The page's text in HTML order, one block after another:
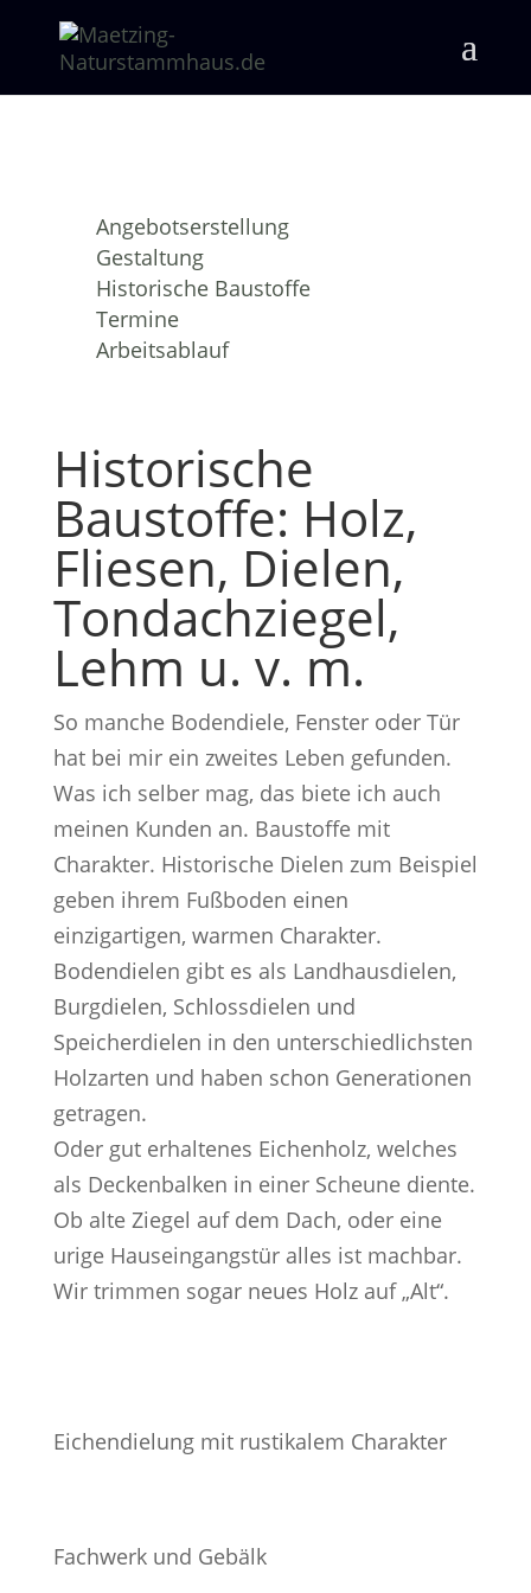
Angebotserstellung
Gestaltung
Historische Baustoffe
Termine
Arbeitsablauf
Historische
Baustoffe: Holz,
Fliesen, Dielen,
Tondachziegel,
Lehm u. v. m.
So manche Bodendiele, Fenster oder Tür
hat bei mir ein zweites Leben gefunden.
Was ich selber mag, das biete ich auch
meinen Kunden an. Baustoffe mit
Charakter. Historische Dielen zum Beispiel
geben ihrem Fußboden einen
einzigartigen, warmen Charakter.
Bodendielen gibt es als Landhausdielen,
Burgdielen, Schlossdielen und
Speicherdielen in den unterschiedlichsten
Holzarten und haben schon Generationen
getragen.
Oder gut erhaltenes Eichenholz, welches
als Deckenbalken in einer Scheune diente.
Ob alte Ziegel auf dem Dach, oder eine
urige Hauseingangstür alles ist machbar.
Wir trimmen sogar neues Holz auf „Alt“.
Eichendielung mit rustikalem Charakter
Fachwerk und Gebälk